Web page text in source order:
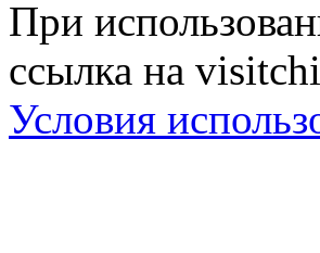
При
ссылка на
Условия